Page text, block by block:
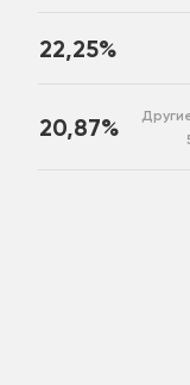
22,25%
20,87%